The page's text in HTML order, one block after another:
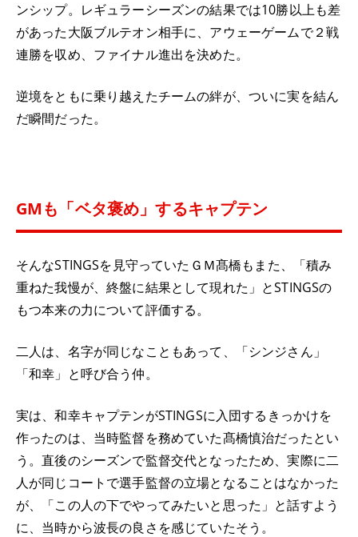
ンシップ。レギュラーシーズンの結果では10勝以上も差
があった大阪ブルテオン相手に、アウェーゲームで２戦
連勝を収め、ファイナル進出を決めた。
逆境をともに乗り越えたチームの絆が、ついに実を結ん
だ瞬間だった。
GMも「ベタ褒め」するキャプテン
そんなSTINGSを見守っていたＧＭ髙橋もまた、「積み
重ねた我慢が、終盤に結果として現れた」とSTINGSの
もつ本来の力について評価する。
二人は、名字が同じなこともあって、「シンジさん」
「和幸」と呼び合う仲。
実は、和幸キャプテンがSTINGSに入団するきっかけを
作ったのは、当時監督を務めていた髙橋慎治だったとい
う。直後のシーズンで監督交代となったため、実際に二
人が同じコートで選手監督の立場となることはなかった
が、「この人の下でやってみたいと思った」と話すよう
に、当時から波長の良さを感じていたそう。